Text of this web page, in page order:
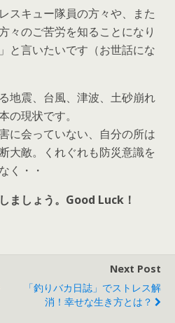
スキュー隊員の方々や、また
々のご苦労を知ることになり
と言いたいです（お世話にな
地震、台風、津波、土砂崩れ
の現状です。
に会っていない、自分の所は
大敵。くれぐれも防災意識を
く・・
ましょう。Good Luck！
Next Post
「釣りバカ日誌」でストレス解
消！幸せな生き方とは？